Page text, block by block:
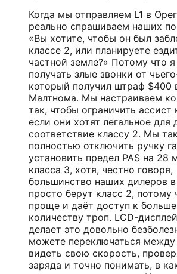
Когда мы отправляем L1 в
реально спрашиваем наших
«Вы хотите, чтобы он был
классе 2, или планируете
частной земле?» Потому что
получать злые звонки от
который получил штраф $400
Малтнома. Мы настраиваем
так, чтобы ограничить
если они хотят легальное для
соответствие классу 2. Мы
полностью отключить ручку
установить предел PAS на 28
класса 3, хотя, честно говоря,
большинство наших дилеров
просто берут класс 2, потому
проще и даёт доступ к
количеству троп. LCD-
делает это довольно
можете переключаться
видеть свою скорость,
заряда и точно понимать, в